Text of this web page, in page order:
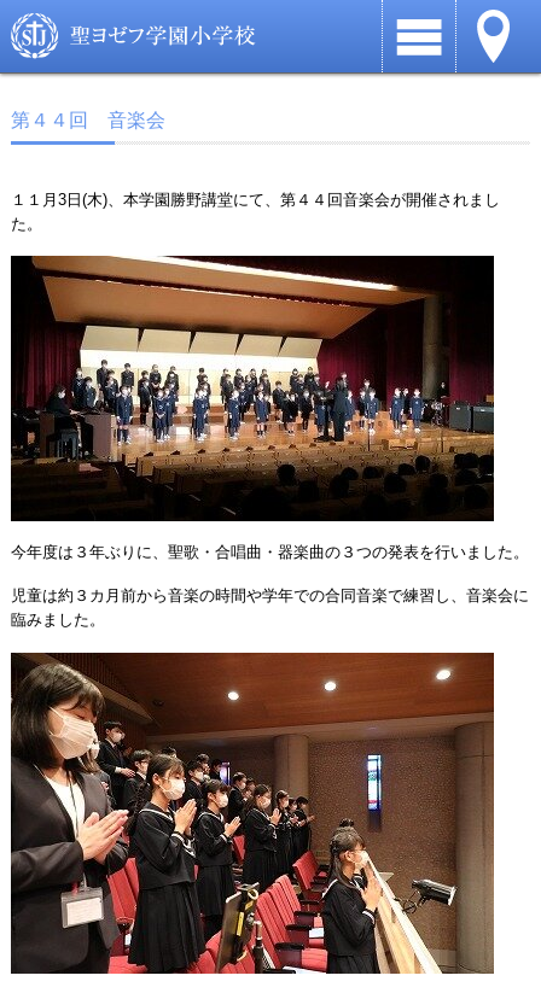
第４４回 音楽会
１１月3日(木)、本学園勝野講堂にて、第４４回音楽会が開催されまし
た。
今年度は３年ぶりに、聖歌・合唱曲・器楽曲の３つの発表を行いました。
児童は約３カ月前から音楽の時間や学年での合同音楽で練習し、音楽会に
臨みました。